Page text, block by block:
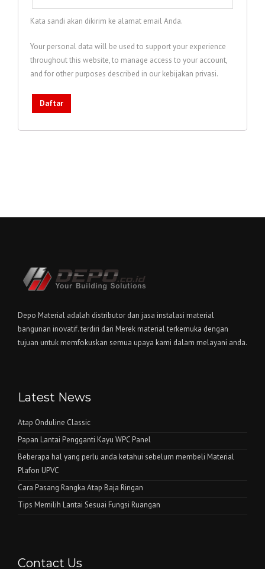
Kata sandi akan dikirim ke alamat email Anda.
Your personal data will be used to support your experience
throughout this website, to manage access to your account,
and for other purposes described in our kebijakan privasi.
Daftar
Depo Material adalah distributor dan jasa instalasi material
bangunan inovatif. terdiri dari Merek material terkemuka dengan
tujuan untuk memfokuskan semua upaya kami dalam melayani anda.
Latest News
Atap Onduline Classic
Papan Lantai Pengganti Kayu WPC Panel
Beberapa hal yang perlu anda ketahui sebelum membeli Material
Plafon UPVC
Cara Pasang Rangka Atap Baja Ringan
Tips Memilih Lantai Sesuai Fungsi Ruangan
Contact Us